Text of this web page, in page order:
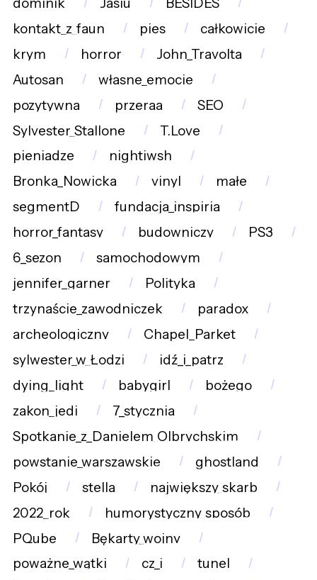
kontakt_z_faun
pies
całkowicie
krym
horror
John_Travolta
Autosan
własne_emocje
pozytywna
przeraa
SEO
Sylvester_Stallone
T.Love
pieniadze
nightiwsh
Bronka_Nowicka
vinyl
małe
segmentD
fundacja_inspiria
horror_fantasy
budowniczy
PS3
6_sezon
samochodowym
jennifer_garner
Polityka
trzynaście_zawodniczek
paradox
archeologiczny
Chapel_Parket
sylwester_w_Łodzi
idź_i_patrz
dying_light
babygirl
bożego
zakon_jedi
7_stycznia
Spotkanie_z_Danielem_Olbrychskim
powstanie_warszawskie
ghostland
Pokój
stella
największy_skarb
2022_rok
humorystyczny_sposób
PQube
Bękarty_wojny
poważne_wątki
cz_i
tunel